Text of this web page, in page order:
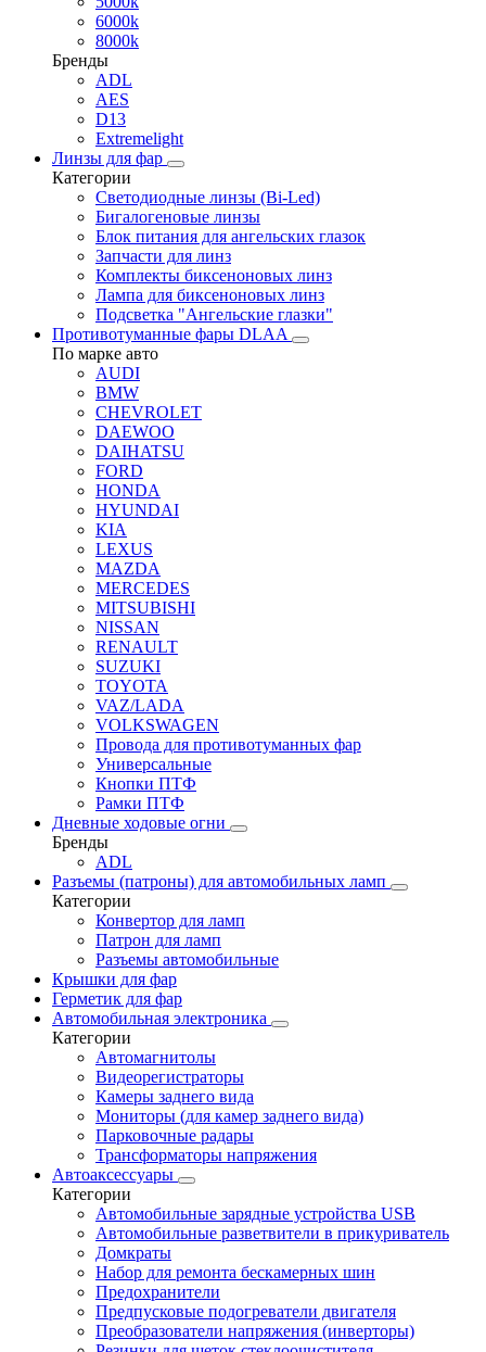
6000k
8000k
Бренды
ADL
AES
D13
Extremelight
Линзы для фар
Категории
Светодиодные линзы (Bi-Led)
Бигалогеновые линзы
Блок питания для ангельских глазок
Запчасти для линз
Комплекты биксеноновых линз
Лампа для биксеноновых линз
Подсветка "Ангельские глазки"
Противотуманные фары DLAA
По марке авто
AUDI
BMW
CHEVROLET
DAEWOO
DAIHATSU
FORD
HONDA
HYUNDAI
KIA
LEXUS
MAZDA
MERCEDES
MITSUBISHI
NISSAN
RENAULT
SUZUKI
TOYOTA
VAZ/LADA
VOLKSWAGEN
Провода для противотуманных фар
Универсальные
Кнопки ПТФ
Рамки ПТФ
Дневные ходовые огни
Бренды
ADL
Разъемы (патроны) для автомобильных ламп
Категории
Конвертор для ламп
Патрон для ламп
Разъемы автомобильные
Крышки для фар
Герметик для фар
Автомобильная электроника
Категории
Автомагнитолы
Видеорегистраторы
Камеры заднего вида
Мониторы (для камер заднего вида)
Парковочные радары
Трансформаторы напряжения
Автоаксессуары
Категории
Автомобильные зарядные устройства USB
Автомобильные разветвители в прикуриватель
Домкраты
Набор для ремонта бескамерных шин
Предохранители
Предпусковые подогреватели двигателя
Преобразователи напряжения (инверторы)